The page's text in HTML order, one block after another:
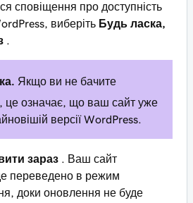
сповіщення про доступність
виберіть Будь ласка,
Якщо ви не бачите
це означає, що ваш сайт уже
версії WordPress.
зараз . Ваш сайт
переведено в режим
доки оновлення не буде